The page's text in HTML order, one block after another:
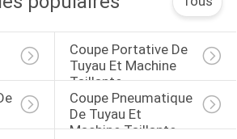
Coupe Portative De
Tuyau Et Machine
Taillante
Coupe Pneumatique
De Tuyau Et
Machine Taillante